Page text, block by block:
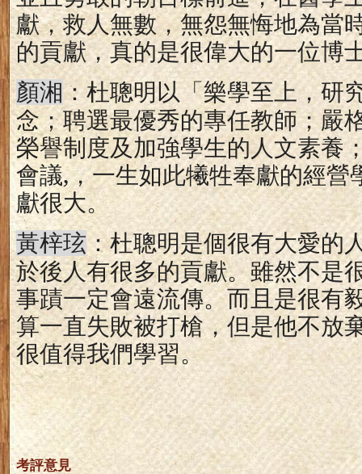
獻，救人無數，無怨無悔地為當
的貢獻，真的是很偉大的一位博
顏湘：杜聰明以「樂學至上，研
念；聘選最優秀的專任教師；嚴
榮譽制度及加強學生的人文素養
會議,，一生如此犧牲奉獻的經營
獻很大。
黃梓玹：杜聰明是個很有大愛的
於後人有很多的貢獻。雖然不是
事蹟一定會遠流傳。而且是很有
算一直失敗被打槍，但是他不放
很值得我們學習。
考評意見